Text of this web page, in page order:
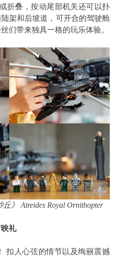
折叠，按动尾部机关还可以扑
架和后坡道，可开合的驾驶舱
们带来独具一格的玩乐体验。
》 Atreides Royal Ornithopter
礼
扣人心弦的情节以及绚丽震撼